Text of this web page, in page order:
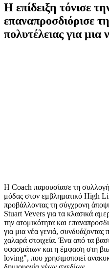
Η επίδειξη τόνισε
επαναπροσδιόρισε
πολυτέλειας για μια
Η Coach παρουσίασε τη συλλογή
μόδας στον εμβληματικό High
προβάλλοντας τη σύγχρονη
Stuart Vevers για τα κλασικά
την ατομικότητα και
για μια νέα γενιά,
χαλαρά στοιχεία. Ένα από τα
υφασμάτων και η έμφαση στη
loving", που χρησιμοποιεί